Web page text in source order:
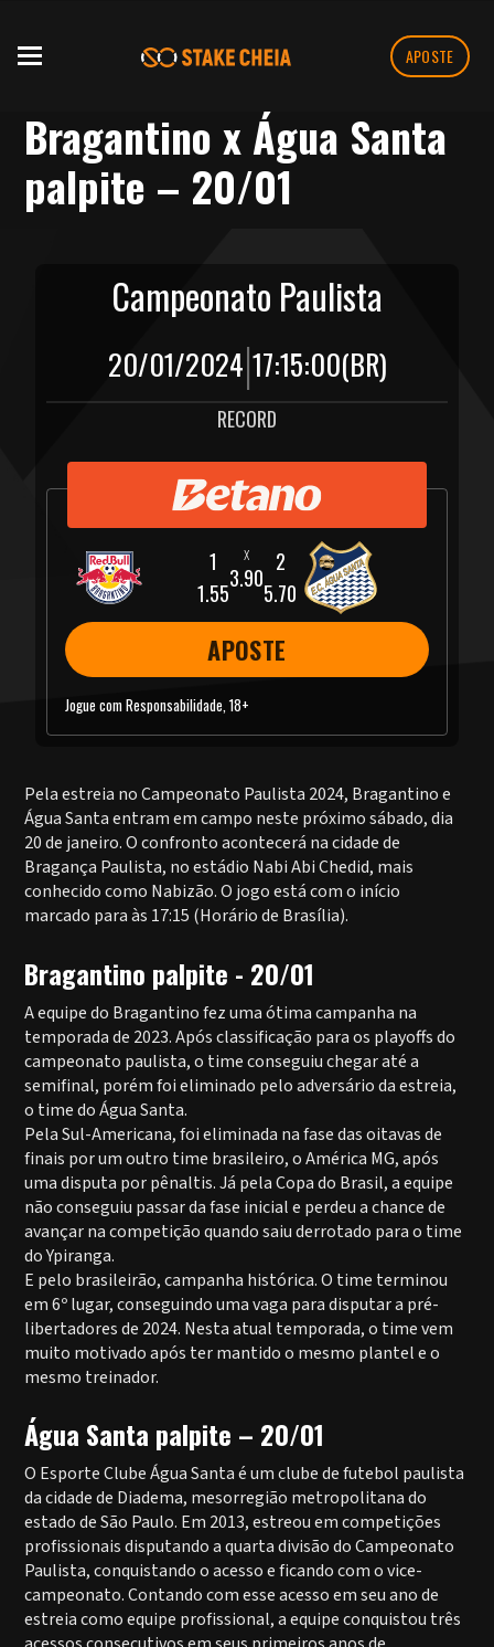
APOSTE
Bragantino x Água Santa
palpite – 20/01
Campeonato Paulista
20/01/2024|17:15:00(BR)
RECORD
1.55
3.90
5.70
APOSTE
Jogue com Responsabilidade, 18+
Pela estreia no Campeonato Paulista 2024, Bragantino e
Água Santa entram em campo neste próximo sábado, dia
20 de janeiro. O confronto acontecerá na cidade de
Bragança Paulista, no estádio Nabi Abi Chedid, mais
conhecido como Nabizão. O jogo está com o início
marcado para às 17:15 (Horário de Brasília).
Bragantino palpite - 20/01
A equipe do Bragantino fez uma ótima campanha na
temporada de 2023. Após classificação para os playoffs do
campeonato paulista, o time conseguiu chegar até a
semifinal, porém foi eliminado pelo adversário da estreia,
o time do Água Santa.
Pela Sul-Americana, foi eliminada na fase das oitavas de
finais por um outro time brasileiro, o América MG, após
uma disputa por pênaltis. Já pela Copa do Brasil, a equipe
não conseguiu passar da fase inicial e perdeu a chance de
avançar na competição quando saiu derrotado para o time
do Ypiranga.
E pelo brasileirão, campanha histórica. O time terminou
em 6º lugar, conseguindo uma vaga para disputar a pré-
libertadores de 2024. Nesta atual temporada, o time vem
muito motivado após ter mantido o mesmo plantel e o
mesmo treinador.
Água Santa palpite – 20/01
O Esporte Clube Água Santa é um clube de futebol paulista
da cidade de Diadema, mesorregião metropolitana do
estado de São Paulo. Em 2013, estreou em competições
profissionais disputando a quarta divisão do Campeonato
Paulista, conquistando o acesso e ficando com o vice-
campeonato. Contando com esse acesso em seu ano de
estreia como equipe profissional, a equipe conquistou três